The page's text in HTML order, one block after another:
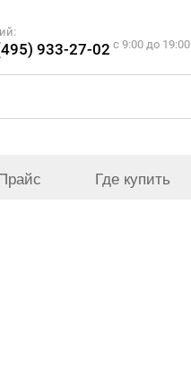
933-27-02 c 9:00 до 19:00
Где купить